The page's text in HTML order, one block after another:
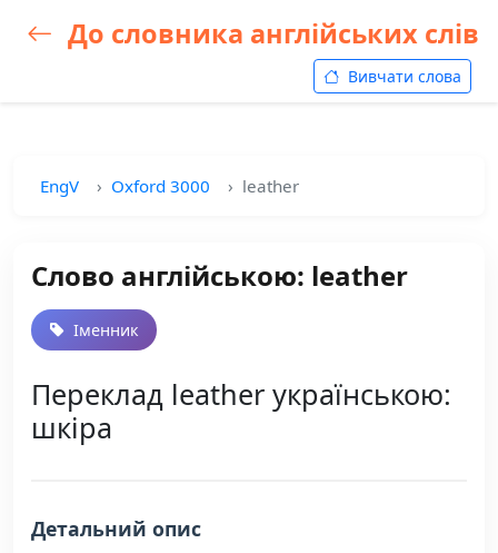
До словника англійських слів
Вивчати слова
EngV Oxford 3000 leather
Слово англійською: leather
Іменник
Переклад leather українською:
шкіра
Детальний опис